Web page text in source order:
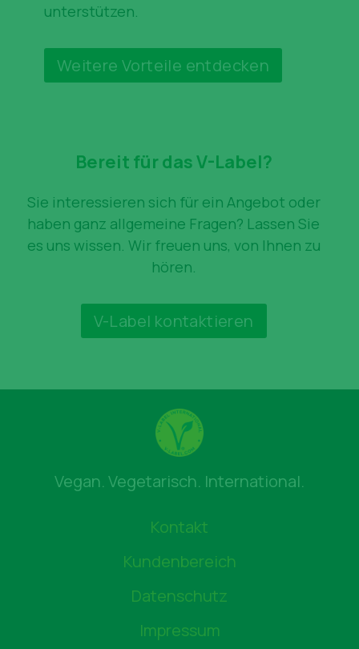
unterstützen.
Weitere Vorteile entdecken
Bereit für das V-Label?
Sie interessieren sich für ein Angebot oder
haben ganz allgemeine Fragen? Lassen Sie
es uns wissen. Wir freuen uns, von Ihnen zu
hören.
V-Label kontaktieren
Vegan. Vegetarisch. International.
Kontakt
Kundenbereich
Datenschutz
Impressum